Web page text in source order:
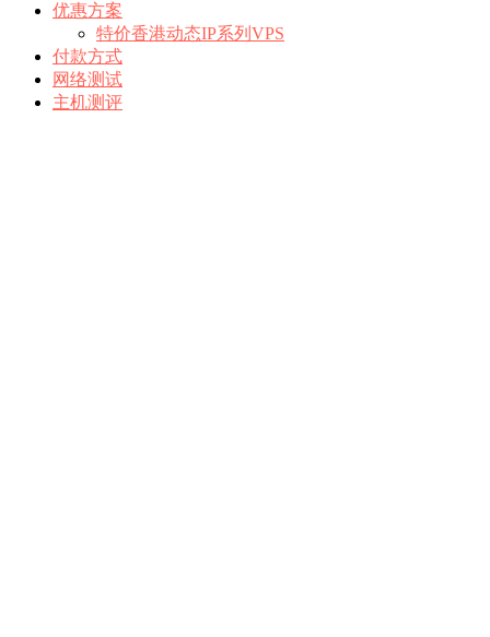
优惠方案
特价香港动态IP系列VPS
付款方式
网络测试
主机测评